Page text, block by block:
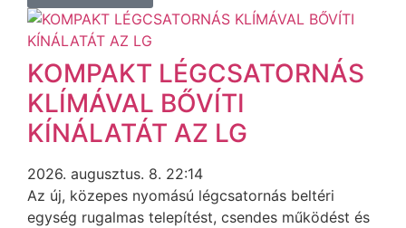
KOMPAKT LÉGCSATORNÁS
KLÍMÁVAL BŐVÍTI
KÍNÁLATÁT AZ LG
2026. augusztus. 8. 22:14
Az új, közepes nyomású légcsatornás beltéri
egység rugalmas telepítést, csendes működést és